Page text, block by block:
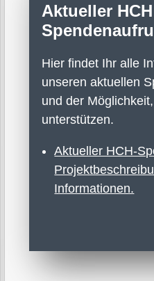
Aktueller HCH
Hier findet Ihr alle
unseren aktuellen
und der
unterstützen.
Aktueller HCH-
Informationen.